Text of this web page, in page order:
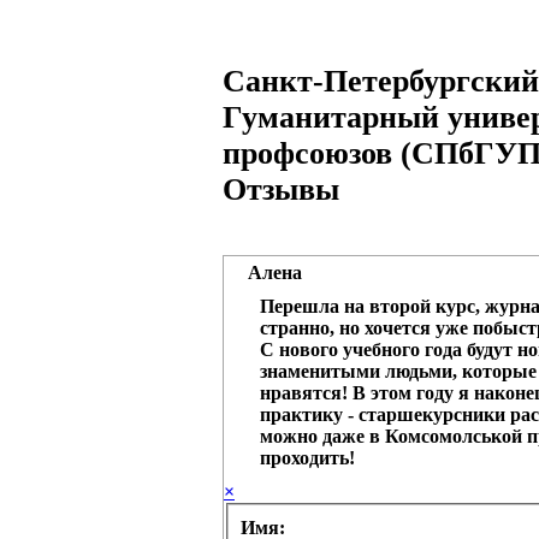
Санкт-Петербургский
Гуманитарный
профсоюзов
Отзывы
Алена
Перешла на второй курс,
странно, но хочется уже
С нового учебного года будут
знаменитыми людьми, которые
нравятся! В этом году я
практику - старшекурсники
можно даже в Комсомолськой
проходить!
×
Имя: